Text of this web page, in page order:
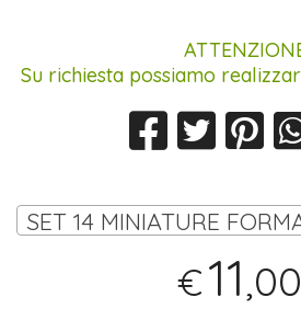
Su richiesta possiamo
€11,00